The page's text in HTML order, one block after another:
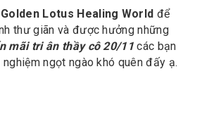
Golden Lotus Healing World để
thư giãn và được hưởng những
mãi tri ân thầy cô 20/11 các bạn
ngọt ngào khó quên đấy ạ.